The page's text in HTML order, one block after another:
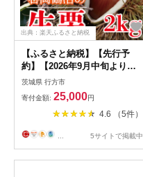
出典：楽天ふるさと納税
【ふるさと納税】【先行予
約】【2026年9月中旬より順
次発送】石岡鶴沼の生栗
2kg（茨城県共通返礼品・石
岡市産）｜茨城県 行方市 栗
生栗 秋 旬 無農薬(ER-2-1)
茨城県 行方市
寄付金額: 25,000円
4.6 （5件）
5サイトで掲載中